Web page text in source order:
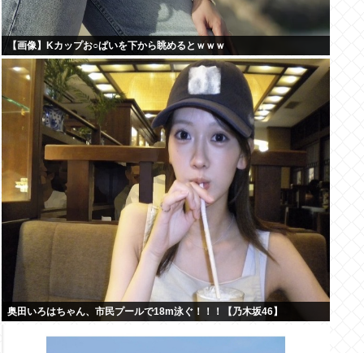
【画像】Kカップお○ぱいを下から眺めるとｗｗｗ
奥田いろはちゃん、市民プールで18m泳ぐ！！！【乃木坂46】